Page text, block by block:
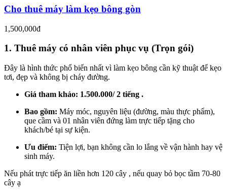
Cho thuê máy làm kẹo bông gòn
1,500,000đ
1. Thuê máy có nhân viên phục vụ (Trọn gói)
Đây là hình thức phổ biến nhất vì làm kẹo bông cần kỹ thuật để kẹo
tơi, đẹp và không bị cháy đường.
Giá tham khảo: 1.500.000/ 2 tiếng .
Bao gồm: Máy móc, nguyên liệu (đường, màu thực phẩm),
que cầm và 01 nhân viên đứng làm trực tiếp tặng cho
khách/bé tại sự kiện.
Ưu điểm: Tiện lợi, bạn không cần lo lắng về vận hành hay vệ
sinh máy.
Nếu phát trực tiếp ăn liền hơn 120 cây , nếu quay bỏ bọc tầm 70-80
cây ạ